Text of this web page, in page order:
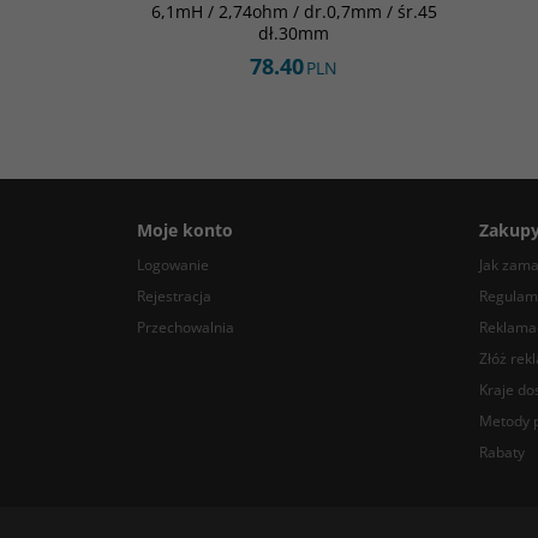
6,1mH / 2,74ohm / dr.0,7mm / śr.45
dł.30mm
78.40PLN
Moje konto
Logowanie
Rejestracja
Przechowalnia
Jak
Złóż
Kraje
Metody
Rabaty